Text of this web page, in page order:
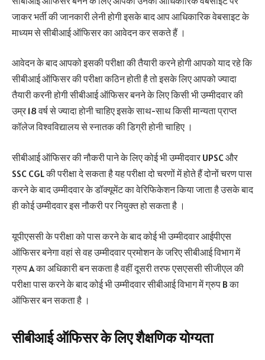
जाकर भर्ती की जानकारी लेनी होगी इसके बाद आप आधिकारिक वेबसाइट के
माध्यम से सीबीआई ऑफिसर का आवेदन कर सकते हैं ।
आवेदन के बाद आपको इसकी परीक्षा की तैयारी करने होगी आपको याद रहे कि
सीबीआई ऑफिसर की परीक्षा कठिन होती है तो इसके लिए आपको ज्यादा
तैयारी करनी होगी सीबीआई ऑफिसर बनने के लिए किसी भी उम्मीदवार की
उम्र 18 वर्ष से ज्यादा होनी चाहिए इसके साथ-साथ किसी मान्यता प्राप्त
कॉलेज विश्वविद्यालय से स्नातक की डिग्री होनी चाहिए ।
सीबीआई ऑफिसर की नौकरी पाने के लिए कोई भी उम्मीदवार UPSC और
SSC CGL की परीक्षा दे सकता है यह परीक्षा दो चरणों में होते हैं दोनों चरण पास
करने के बाद उम्मीदवार के डॉक्यूमेंट का वेरिफिकेशन किया जाता है उसके बाद
ही कोई उम्मीदवार इस नौकरी पर नियुक्त हो सकता है ।
यूपीएससी के परीक्षा को पास करने के बाद कोई भी उम्मीदवार आईपीएस
ऑफिसर बनेगा वहां से वह उम्मीदवार प्रमोशन के जरिए सीबीआई विभाग में
ग्रुप A का अधिकारी बन सकता है वहीं दूसरी तरफ एसएससी सीजीएल की
परीक्षा पास करने के बाद कोई भी उम्मीदवार सीबीआई विभाग में ग्रुप B का
ऑफिसर बन सकता है ।
सीबीआई ऑफिसर के लिए शैक्षणिक योग्यता